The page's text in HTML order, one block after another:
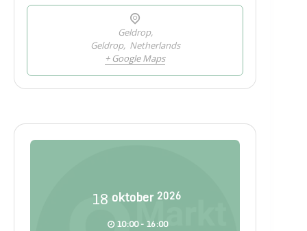
Geldrop,
Geldrop, Netherlands
+ Google Maps
18 oktober 2026
10:00 - 16:00